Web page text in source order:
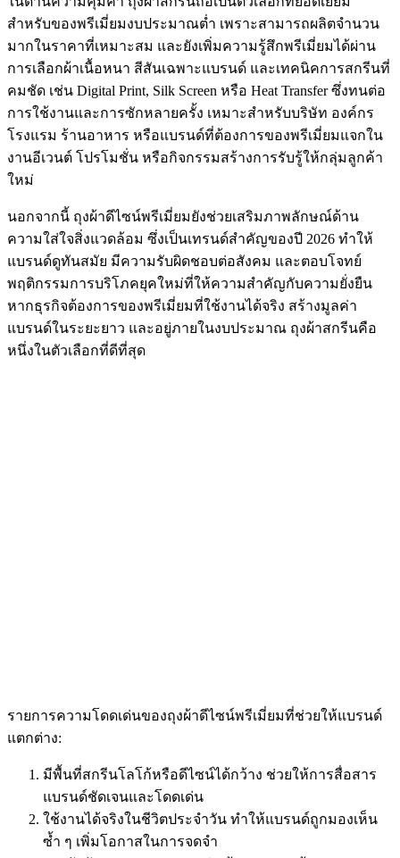
สำหรับของพรีเมี่ยมงบประมาณต่ำ เพราะสามารถผลิตจำนวน
มากในราคาที่เหมาะสม และยังเพิ่มความรู้สึกพรีเมี่ยมได้ผ่าน
การเลือกผ้าเนื้อหนา สีสันเฉพาะแบรนด์ และเทคนิคการสกรีนที่
คมชัด เช่น Digital Print, Silk Screen หรือ Heat Transfer ซึ่งทนต่อ
การใช้งานและการซักหลายครั้ง เหมาะสำหรับบริษัท องค์กร
โรงแรม ร้านอาหาร หรือแบรนด์ที่ต้องการของพรีเมี่ยมแจกใน
งานอีเวนต์ โปรโมชั่น หรือกิจกรรมสร้างการรับรู้ให้กลุ่มลูกค้า
ใหม่
นอกจากนี้ ถุงผ้าดีไซน์พรีเมี่ยมยังช่วยเสริมภาพลักษณ์ด้าน
ความใส่ใจสิ่งแวดล้อม ซึ่งเป็นเทรนด์สำคัญของปี 2026 ทำให้
แบรนด์ดูทันสมัย มีความรับผิดชอบต่อสังคม และตอบโจทย์
พฤติกรรมการบริโภคยุคใหม่ที่ให้ความสำคัญกับความยั่งยืน
หากธุรกิจต้องการของพรีเมี่ยมที่ใช้งานได้จริง สร้างมูลค่า
แบรนด์ในระยะยาว และอยู่ภายในงบประมาณ ถุงผ้าสกรีนคือ
หนึ่งในตัวเลือกที่ดีที่สุด
รายการความโดดเด่นของถุงผ้าดีไซน์พรีเมี่ยมที่ช่วยให้แบรนด์
แตกต่าง:
มีพื้นที่สกรีนโลโก้หรือดีไซน์ได้กว้าง ช่วยให้การสื่อสาร
แบรนด์ชัดเจนและโดดเด่น
ใช้งานได้จริงในชีวิตประจำวัน ทำให้แบรนด์ถูกมองเห็น
ซ้ำ ๆ เพิ่มโอกาสในการจดจำ